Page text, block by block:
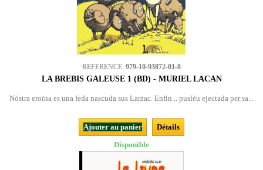
REFERENCE: 979-10-93872-01-8
LA BREBIS GALEUSE 1 (BD) - MURIEL LACAN
Nòstra eroïna es una feda nascuda sus Larzac. Enfin... puslèu ejectada per sa...
Ajouter au panier
Détails
Disponible